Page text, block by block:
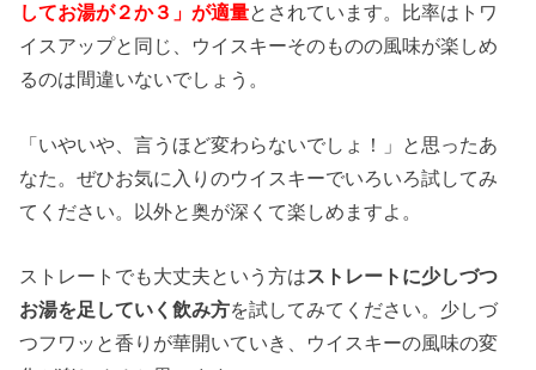
してお湯が２か３」が適量とされています。比率はトワ
イスアップと同じ、ウイスキーそのものの風味が楽しめ
るのは間違いないでしょう。
「いやいや、言うほど変わらないでしょ！」と思ったあ
なた。ぜひお気に入りのウイスキーでいろいろ試してみ
てください。以外と奥が深くて楽しめますよ。
ストレートでも大丈夫という方はストレートに少しづつ
お湯を足していく飲み方を試してみてください。少しづ
つフワッと香りが華開いていき、ウイスキーの風味の変